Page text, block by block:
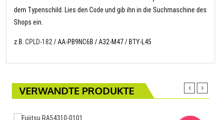
dem Typenschild. Lies den Code und gib ihn in die Suchmaschine des
Shops ein.
z.B. CPLD-182/ AA-PB9NC6B / A32-M47 / BTY-L45
VERWANDTE PRODUKTE